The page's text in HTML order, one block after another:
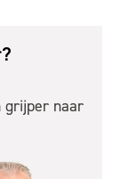
grijper naar